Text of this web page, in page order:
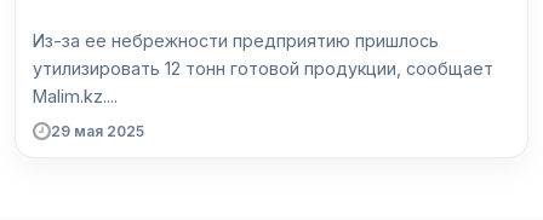
Из-за ее небрежности предприятию пришлось
утилизировать 12 тонн готовой продукции, сообщает
Malim.kz....
29 мая 2025